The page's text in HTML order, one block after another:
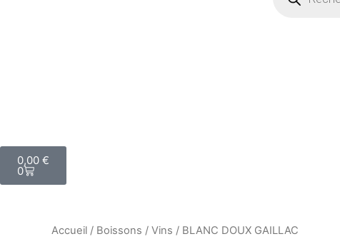
produits
0,00 €
0
Accueil / Boissons / Vins / BLANC DOUX GAILLAC